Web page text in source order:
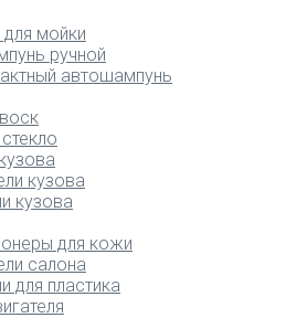
мойки
ручной
автошампунь
кузова
кузова
для кожи
салона
для пластика